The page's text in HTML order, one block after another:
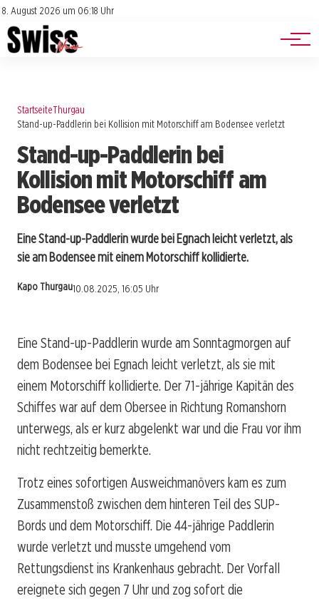
8. August 2026 um 06:18 Uhr
Impressum
Datenschutz
Jobs
Events
StartseiteThurgau
Stand-up-Paddlerin bei Kollision mit Motorschiff am Bodensee verletzt
Stand-up-Paddlerin bei
Kollision mit Motorschiff am
Bodensee verletzt
Eine Stand-up-Paddlerin wurde bei Egnach leicht verletzt, als
sie am Bodensee mit einem Motorschiff kollidierte.
Kapo Thurgau10.08.2025, 16:05 Uhr
Eine Stand-up-Paddlerin wurde am Sonntagmorgen auf
dem Bodensee bei Egnach leicht verletzt, als sie mit
einem Motorschiff kollidierte. Der 71-jährige Kapitän des
Schiffes war auf dem Obersee in Richtung Romanshorn
unterwegs, als er kurz abgelenkt war und die Frau vor ihm
nicht rechtzeitig bemerkte.
Trotz eines sofortigen Ausweichmanövers kam es zum
Zusammenstoß zwischen dem hinteren Teil des SUP-
Bords und dem Motorschiff. Die 44-jährige Paddlerin
wurde verletzt und musste umgehend vom
Rettungsdienst ins Krankenhaus gebracht. Der Vorfall
ereignete sich gegen 7 Uhr und zog sofort die